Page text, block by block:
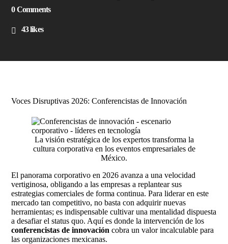
0 Comments
43likes
Voces Disruptivas 2026: Conferencistas de Innovación
La visión estratégica de los expertos transforma la
cultura corporativa en los eventos empresariales de
México.
El panorama corporativo en 2026 avanza a una velocidad
vertiginosa, obligando a las empresas a replantear sus
estrategias comerciales de forma continua. Para liderar en este
mercado tan competitivo, no basta con adquirir nuevas
herramientas; es indispensable cultivar una mentalidad dispuesta
a desafiar el status quo. Aquí es donde la intervención de los
conferencistas de innovación cobra un valor incalculable para
las organizaciones mexicanas.